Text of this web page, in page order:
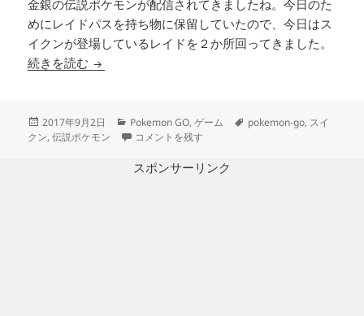
金銀の伝説ポケモンが配信されてきましたね。今日のた
めにレイドパスを持ち物に保留していたので、今日はス
イクンが登場しているレイドを２か所回ってきました。
続きを読む ポケモンGO スイクン 速攻ゲットできた。
投
稿
2017年9月2日
カ
テ
リ
Pokemon GO,ゲーム
タ
pokemon-go, スイ
クン,伝説ポケモン ポケモンGO スイクン 速攻ゲットできた。 に
コメントを残す
スポンサーリンク